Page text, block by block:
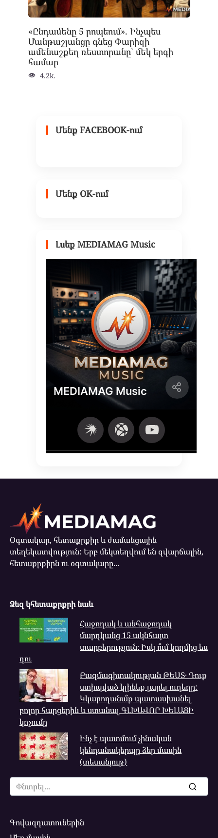
«Ընդամենը 5 րոպեում». Ինչպես
Մանթաշյանցը գնեց Փարիզի
ամենաշքեղ ռեստորանը՝ մեկ երգի
համար
4.2k.
Մենք FACEBOOK-ում
Մենք OK-ում
Լսեք MEDIAMAG Music
Օգտակար, հետաքրքիր և ժամանցային
տեղեկատվություն: Երբ մեկտեղվում են զվարճալին,
հետաքրքիրն ու օգտակարը...
Ձեզ կհետաքրքրի նաև
Հաջողակ և անհաջողակ
մարդկանց 15 ակնհայտ
տարբերություն։ Իսկ ո՞ւմ կողմից ես
դու
Բազմագիտակության ԹԵՍՏ․ Դուք
ստիպված կլինեք լարել ուղեղը:
Կկարողանա՞ք պատասխանել
բոլոր հարցերին և ստանալ ԳԼԽԱՎՈՐ ԽԵԼԱՑԻ
կոչումը
Ինչ է պատմում չինական
կենդանակերպը ձեր մասին
(տեսանյութ)
Search
for:
Գովազդատուներին